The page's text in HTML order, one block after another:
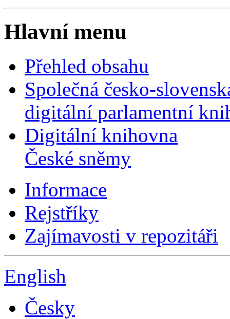
Hlavní menu
Přehled obsahu
Společná česko-
digitální parlamentní
Digitální knihovna
České sněmy
Informace
Rejstříky
Zajímavosti v repozitáři
English
Česky